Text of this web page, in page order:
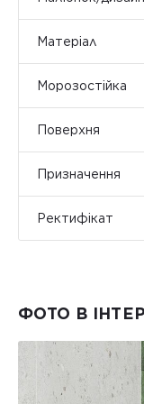
Матеріал
Морозостійка
Поверхня
Призначення
Ректифікат
ФОТО В